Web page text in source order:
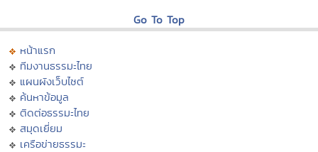
Go To Top
หน้าแรก
ทีมงานธรรมะไทย
แผนผังเว็บไซต์
ค้นหาข้อมูล
ติดต่อธรรมะไทย
สมุดเยี่ยม
เครือข่ายธรรมะ